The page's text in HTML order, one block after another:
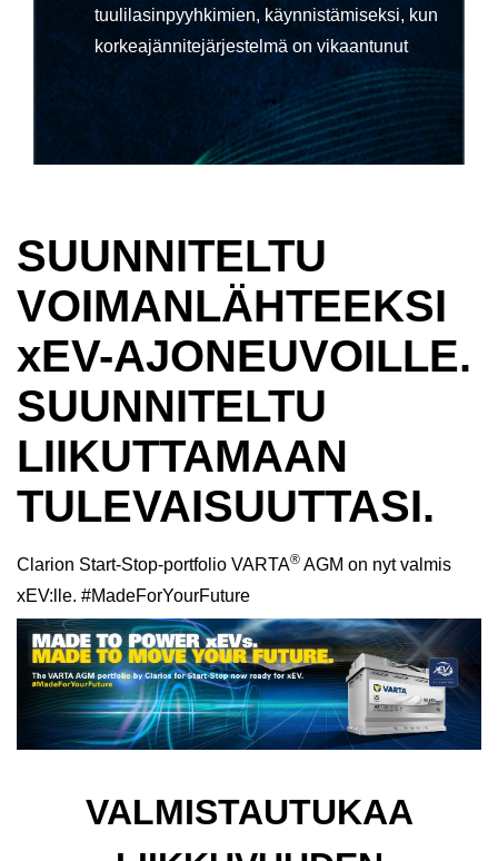
tuulilasinpyyhkimien, käynnistämiseksi, kun
korkeajännitejärjestelmä on vikaantunut
.
SUUNNITELTU
VOIMANLÄHTEEKSI
xEV-AJONEUVOILLE.
SUUNNITELTU
LIIKUTTAMAAN
TULEVAISUUTTASI.
Clarion Start-Stop-portfolio VARTA® AGM on nyt valmis
xEV:lle. #MadeForYourFuture
VALMISTAUTUKAA